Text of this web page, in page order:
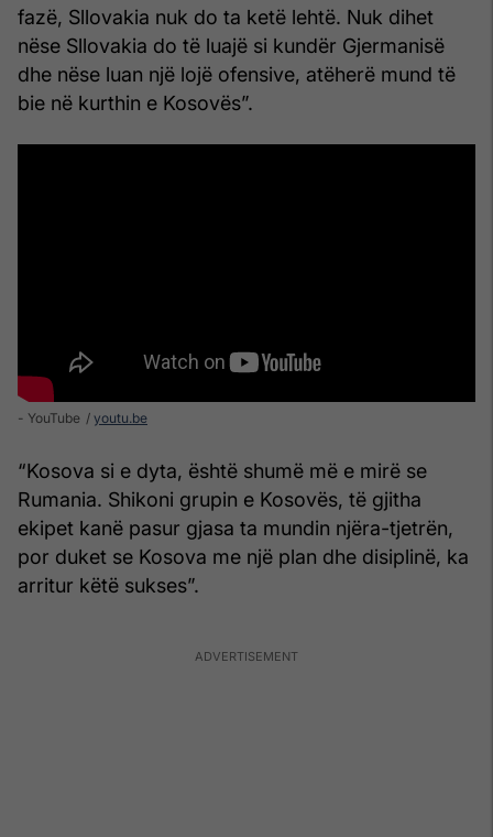
fazë, Sllovakia nuk do ta ketë lehtë. Nuk dihet
nëse Sllovakia do të luajë si kundër Gjermanisë
dhe nëse luan një lojë ofensive, atëherë mund të
bie në kurthin e Kosovës”.
- YouTube youtu.be
“Kosova si e dyta, është shumë më e mirë se
Rumania. Shikoni grupin e Kosovës, të gjitha
ekipet kanë pasur gjasa ta mundin njëra-tjetrën,
por duket se Kosova me një plan dhe disiplinë, ka
arritur këtë sukses”.